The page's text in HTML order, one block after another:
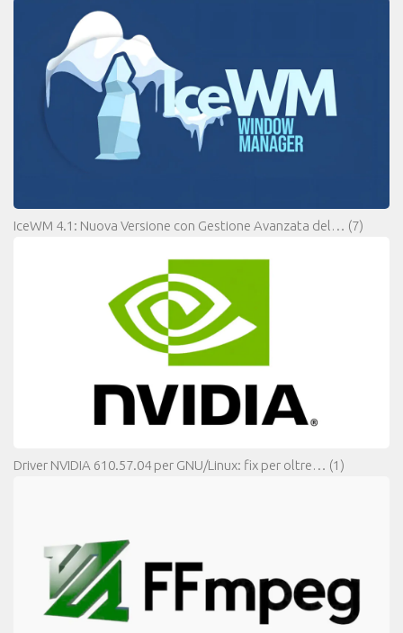
IceWM 4.1: Nuova Versione con Gestione Avanzata del… (7)
Driver NVIDIA 610.57.04 per GNU/Linux: fix per oltre… (1)